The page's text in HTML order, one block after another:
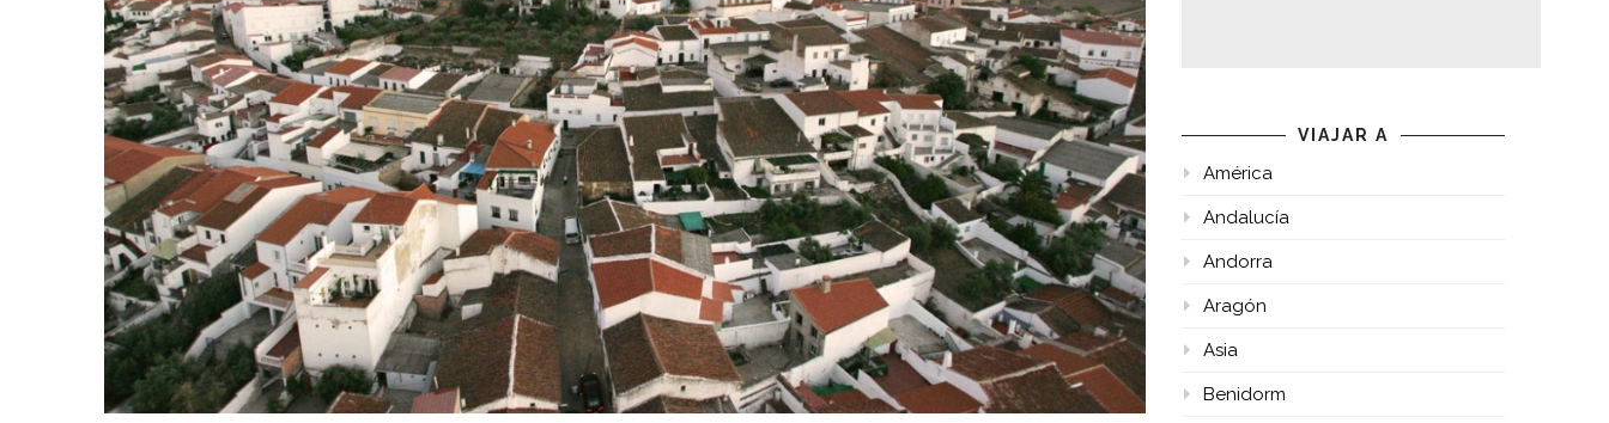
VIAJAR A
América
Andalucía
Andorra
Aragón
Asia
Benidorm